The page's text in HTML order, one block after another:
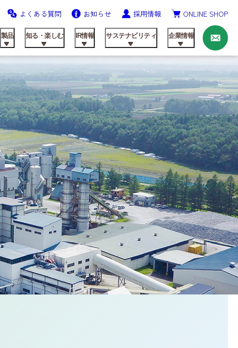
よくある質問 お知らせ 採用情報 ONLINE SHOP
ニッテンの歩み
動画ライブラリー
農業資材事業
研究開発
製品
飼料製品
知る・楽しむ
レシピ
IR情報
IRライブラリ
サステナビリティ
健康経営の推進
企業情報
会社概要
お
問
い
合
わ
せ